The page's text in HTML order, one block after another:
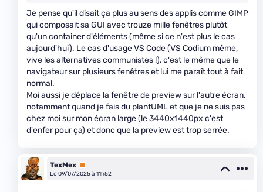
Je pense qu'il disait ça plus au sens des applis comme GIMP
qui composait sa GUI avec trouze mille fenêtres plutôt
qu'un container d'éléments (même si ce n'est plus le cas
aujourd'hui). Le cas d'usage VS Code (VS Codium même,
vive les alternatives communistes !), c'est le même que le
navigateur sur plusieurs fenêtres et lui me paraît tout à fait
normal.
Moi aussi je déplace la fenêtre de preview sur l'autre écran,
notamment quand je fais du plantUML et que je ne suis pas
chez moi sur mon écran large (le 3440x1440px c'est
d'enfer pour ça) et donc que la preview est trop serrée.
TexMex Premium
Le 09/07/2025 à 11h52